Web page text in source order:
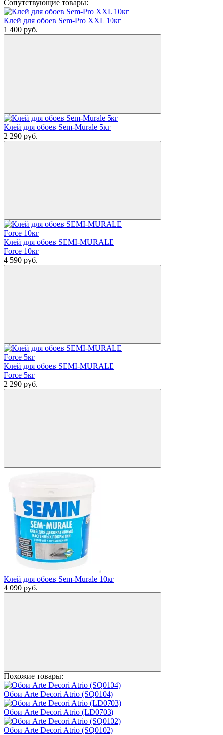
Сопутствующие товары:
Клей для обоев Sem-Pro XXL 10кг
1 400 руб.
Клей для обоев Sem-Murale 5кг
2 290 руб.
Клей для обоев SEMI-MURALE
Force 10кг
4 590 руб.
Клей для обоев SEMI-MURALE
Force 5кг
2 290 руб.
Клей для обоев Sem-Murale 10кг
4 090 руб.
Похожие товары:
Обои Arte Decori Atrio (SQ0104)
Обои Arte Decori Atrio (LD0703)
Обои Arte Decori Atrio (SQ0102)